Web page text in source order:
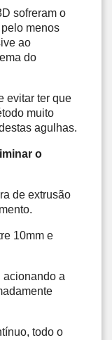
sofreram o
menos
ao
do
evitar ter que
muito
agulhas.
o
de extrusão
.
10mm e
acionando a
todo o